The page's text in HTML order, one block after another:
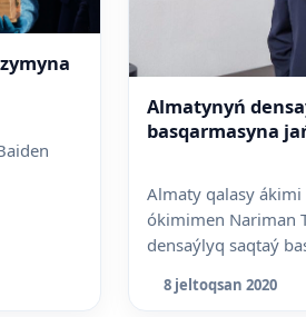
Almatynyń
basqarmasyna
Almaty qalasy
ókimimen Nariman
densaýlyq saqtaý
8 jeltoqsan 2020